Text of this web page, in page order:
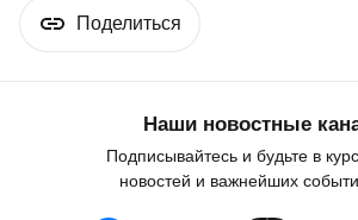
Поделиться
Наши новостные
Подписывайтесь и будьте в
новостей и важнейших